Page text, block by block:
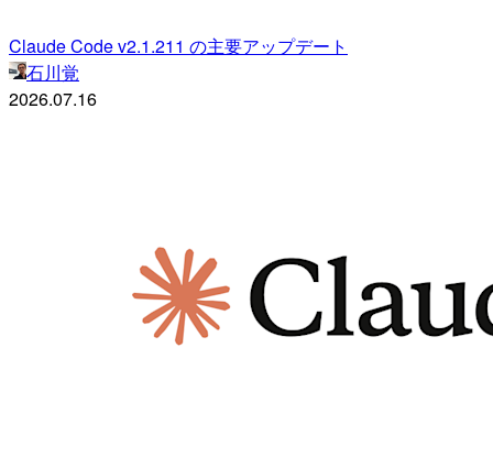
Claude Code v2.1.211 の主要アップデート
石川覚
2026.07.16